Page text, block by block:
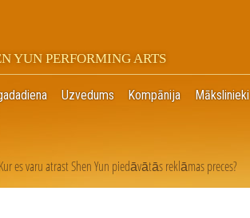
YUN PERFORMING ARTS
Uzvedums Kompānija Mākslinieki
Kur es varu atrast Shen Yun piedāvātās reklāmas preces?